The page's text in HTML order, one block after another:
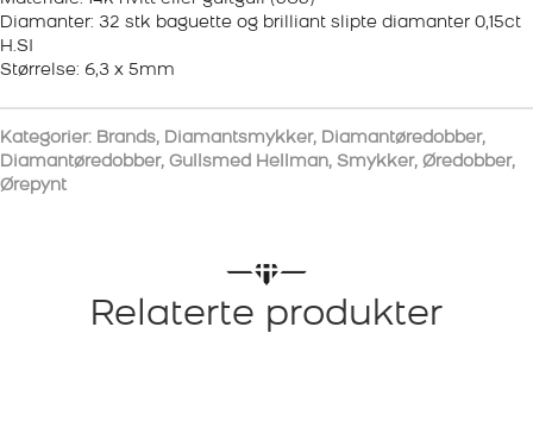
Diamanter: 32 stk baguette og brilliant slipte diamanter 0,15ct
H.SI
Størrelse: 6,3 x 5mm
Kategorier: Brands, Diamantsmykker, Diamantøredobber,
Diamantøredobber, Gullsmed Hellman, Smykker, Øredobber,
Ørepynt
Relaterte produkter